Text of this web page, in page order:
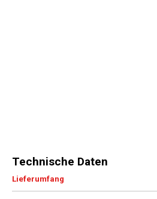
Technische Daten
Lieferumfang